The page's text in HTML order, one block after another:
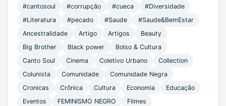
#cantosoul #corrupção #cueca
#Diversidade
#Literatura
#pecado #Saude
#Saude&BemEstar
Ancestralidade
Artigo Artigos
Beauty
Big Brother
Black power
Bolso & Cultura
Canto Soul
Cinema Coletivo Urbano
Collection
Colunista
Comunidade
Comunidade Negra
Cronicas
Crônica Cultura Economia
Educação
Eventos
FEMINISMO NEGRO
Filmes